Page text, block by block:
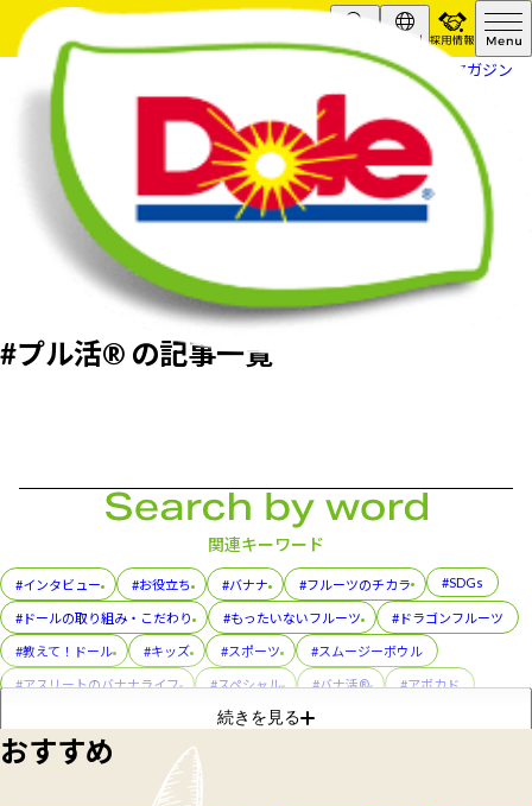
Search Global
採用情報
フルーツスマイルマガジン
#プル活® の記事一覧
関連キーワード
#インタビュー #お役立ち #バナナ #フルーツのチカラ #SDGs
#ドールの取り組み・こだわり #もったいないフルーツ #ドラゴンフルーツ
#教えて！ドール #キッズ #スポーツ #スムージーボウル
#アスリートのバナナライフ #スペシャル #バナ活® #アボカド
#フルーツカップ
#コラボレーション #美容
#おやこでつくろう！スマイルおやつ
続きを見る
おすすめ